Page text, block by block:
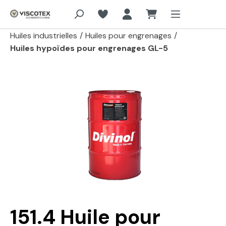
Aller au contenu principal
Huiles industrielles / Huiles pour engrenages /
Huiles hypoïdes pour engrenages GL-5
151.4 Huile pour